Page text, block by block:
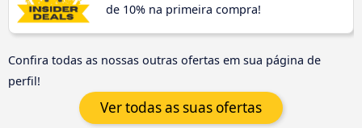
de 10% na primeira compra!
Confira todas as nossas outras ofertas em sua página de
perfil!
Ver todas as suas ofertas